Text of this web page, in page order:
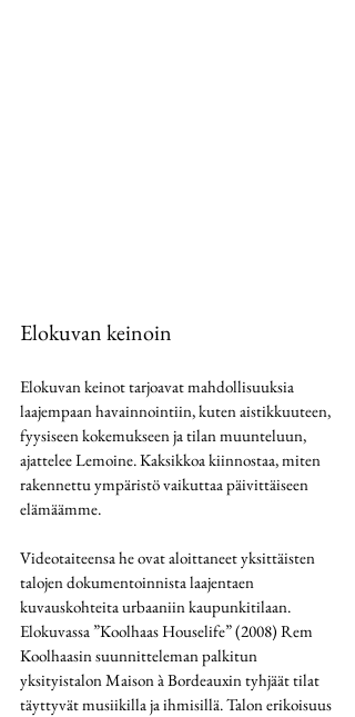
Elokuvan keinoin
Elokuvan keinot tarjoavat mahdollisuuksia
laajempaan havainnointiin, kuten aistikkuuteen,
fyysiseen kokemukseen ja tilan muunteluun,
ajattelee Lemoine. Kaksikkoa kiinnostaa, miten
rakennettu ympäristö vaikuttaa päivittäiseen
elämäämme.
Videotaiteensa he ovat aloittaneet yksittäisten
talojen dokumentoinnista laajentaen
kuvauskohteita urbaaniin kaupunkitilaan.
Elokuvassa ”Koolhaas Houselife” (2008) Rem
Koolhaasin suunnitteleman palkitun
yksityistalon Maison à Bordeauxin tyhjäät tilat
täyttyvät musiikilla ja ihmisillä. Talon erikoisuus